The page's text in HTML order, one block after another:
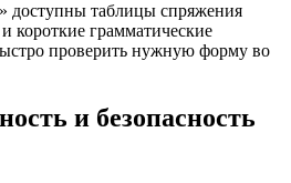
доступны таблицы спряжения
короткие грамматические
проверить нужную форму во
и безопасность